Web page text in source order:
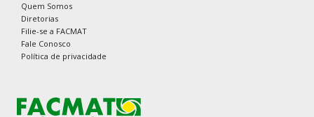
Quem Somos
Diretorias
Filie-se a FACMAT
Fale Conosco
Política de privacidade